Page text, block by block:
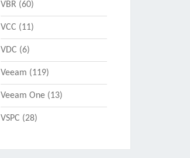
VBR(60)
VCC (11)
VDC (6)
Veeam (119)
Veeam One(13)
VSPC (28)